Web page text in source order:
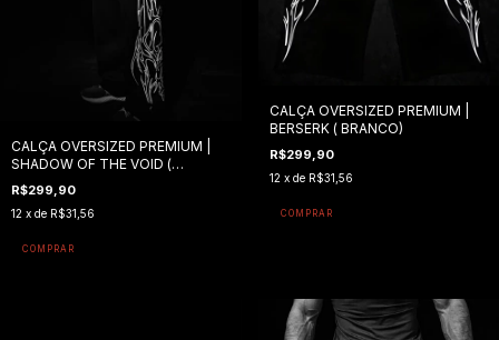
CALÇA OVERSIZED PREMIUM |
SHADOW OF THE VOID (
BRANCO )
R$299,90
12 x de R$31,56
COMPRAR
CALÇA OVERSIZED PREMIUM |
BERSERK ( BRANCO)
R$299,90
12 x de R$31,56
COMPRAR